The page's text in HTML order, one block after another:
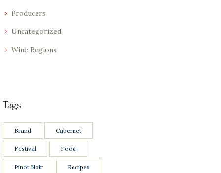
Producers
Uncategorized
Wine Regions
Tags
Brand Cabernet
Festival Food
Pinot Noir Recipes